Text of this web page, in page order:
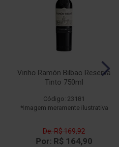
Vinho Ramón Bilbao Reserva
Tinto 750ml
Código: 23181
*Imagem meramente ilustrativa
De: R$ 169,92
Por: R$ 164,90